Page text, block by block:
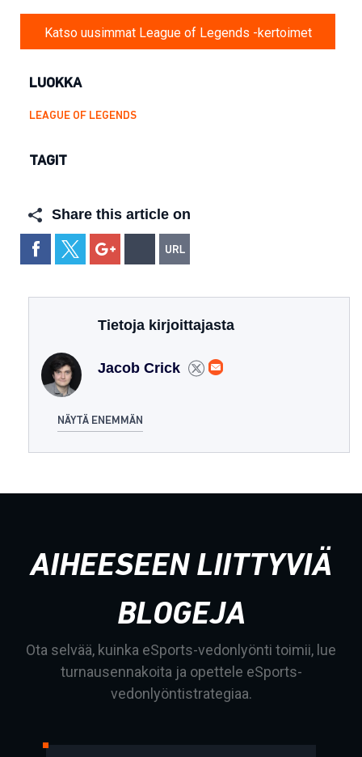
Katso uusimmat League of Legends -kertoimet
LUOKKA
LEAGUE OF LEGENDS
TAGIT
Share this article on
Tietoja kirjoittajasta
Jacob Crick
NÄYTÄ ENEMMÄN
AIHEESEEN LIITTYVIÄ
BLOGEJA
Ota selvää, kuinka eSports-vedonlyönti toimii, lue
turnausennakoita ja opettele eSports-
vedonlyöntistrategiaa.